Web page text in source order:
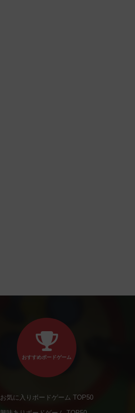
おすすめボードゲーム
お気に入りボードゲーム TOP50